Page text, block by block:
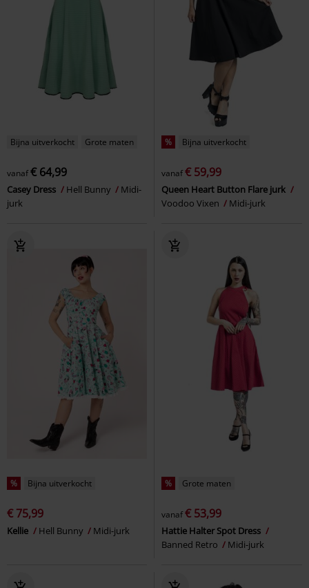
Bijna uitverkocht Grote maten
vanaf€ 64,99
Casey Dress Hell Bunny
Midi-
jurk
% Bijna uitverkocht
vanaf€ 59,99
Queen Heart Button Flare jurk
Voodoo Vixen
Midi-jurk
% Bijna uitverkocht
€ 75,99
Kellie Hell Bunny Midi-jurk
% Grote maten
vanaf€ 53,99
Hattie Halter Spot Dress
Banned Retro
Midi-jurk